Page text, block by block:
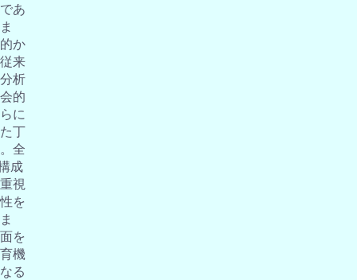
あ
か
来
析
的
に
丁
全
成
視
を
を
機
る